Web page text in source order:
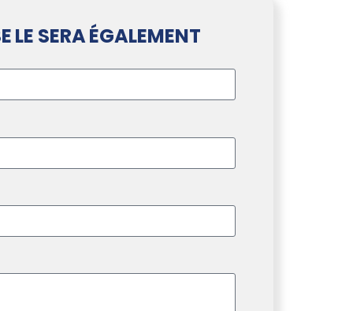
LE SERA ÉGALEMENT